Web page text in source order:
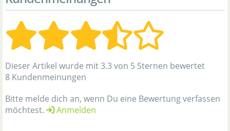
Dieser Artikel wurde mit 3.3 von 5 Sternen bewertet
8 Kundenmeinungen
Bitte melde dich an, wenn Du eine Bewertung verfassen
möchtest.
Anmelden